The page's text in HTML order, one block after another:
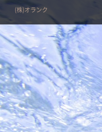
(株)オランク